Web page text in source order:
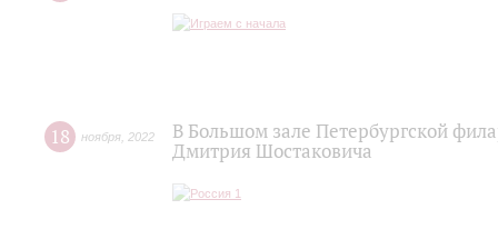
18 ноября 2022
В Большом зале Петербургской
Дмитрия Шостаковича